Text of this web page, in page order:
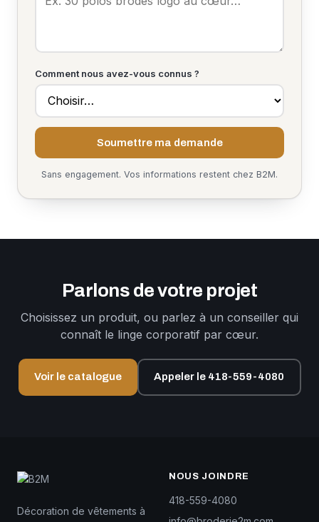
Comment nous avez-vous connus ?
Soumettre ma demande
Sans engagement. Vos informations restent chez B2M.
Parlons de votre projet
Choisissez un produit, ou parlez à un conseiller qui
connaît le linge corporatif par cœur.
Voir le catalogue Appeler le 418-559-4080
Décoration de vêtements à
NOUS JOINDRE
418-559-4080